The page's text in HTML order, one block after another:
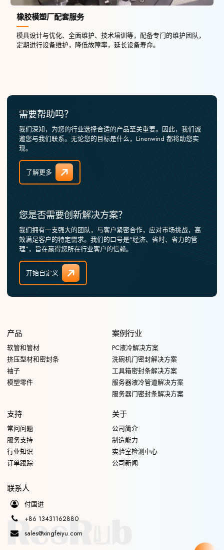
橡胶模塑厂配套服务
模具设计与优化、全面维护、技术培训等，配备专门的维护团队，
定期进行设备维护，降低故障率，延长设备寿命。
需要帮助吗？
我们深知，为您的行业选择合适的产品至关重要。因此，我们诚
邀您与我们联系。无论您的目标是什么，Linenwind 都将助您实
现。
了解更多
您是否需要创新解决方案？
我们拥有一支强大的团队，与客户紧密合作，应对市场挑战，高
效满足客户的特定需求。我们的口号是“经济、省时、省力的管
理”，旨在赢得您所在行业客户的信赖。
开始自定义
产品
软管和管材
挤压型材和密封条
袖子
模塑零件
案例行业
PC液冷解决方案
洗碗机门密封解决方案
工具箱密封条解决方案
服务器液冷管道解决方案
服务器门密封条解决方案
支持
常问问题
服务支持
行业知识
订单跟踪
关于
公司简介
制造能力
实验室检测中心
公司新闻
联系人
付国进
+86 13431162880
sales@xingfeiyu.com